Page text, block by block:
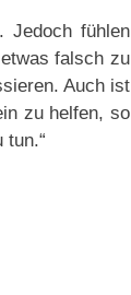
Jedoch fühlen
falsch zu
Auch ist
zu helfen, so